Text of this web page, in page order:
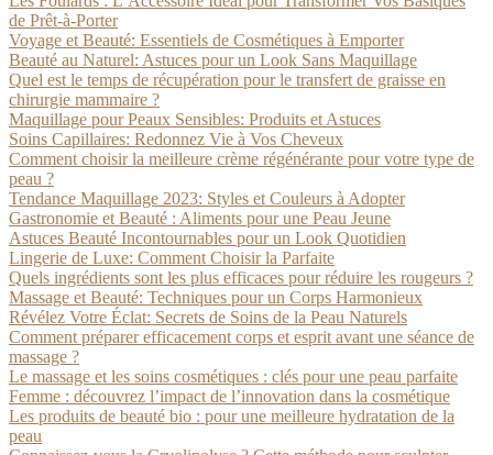
de Prêt-à-Porter
Voyage et Beauté: Essentiels de Cosmétiques à Emporter
Beauté au Naturel: Astuces pour un Look Sans Maquillage
Quel est le temps de récupération pour le transfert de graisse en
chirurgie mammaire ?
Maquillage pour Peaux Sensibles: Produits et Astuces
Soins Capillaires: Redonnez Vie à Vos Cheveux
Comment choisir la meilleure crème régénérante pour votre type de
peau ?
Tendance Maquillage 2023: Styles et Couleurs à Adopter
Gastronomie et Beauté : Aliments pour une Peau Jeune
Astuces Beauté Incontournables pour un Look Quotidien
Lingerie de Luxe: Comment Choisir la Parfaite
Quels ingrédients sont les plus efficaces pour réduire les rougeurs ?
Massage et Beauté: Techniques pour un Corps Harmonieux
Révélez Votre Éclat: Secrets de Soins de la Peau Naturels
Comment préparer efficacement corps et esprit avant une séance de
massage ?
Le massage et les soins cosmétiques : clés pour une peau parfaite
Femme : découvrez l’impact de l’innovation dans la cosmétique
Les produits de beauté bio : pour une meilleure hydratation de la
peau